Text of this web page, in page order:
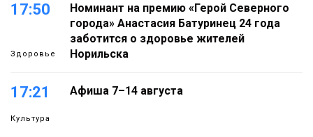
17:50
Здоровье
Номинант на премию «Герой Северного
города» Анастасия Батуринец 24 года
заботится о здоровье жителей
Норильска
17:21
Культура
Афиша 7–14 августа